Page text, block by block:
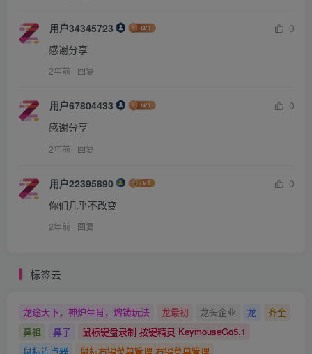
用户34345723
0
感谢分享
2年前 回复
用户67804433
0
感谢分享
2年前 回复
用户22395890
0
你们几乎不改变
2年前 回复
标签云
龙途天下，神炉生肖，熔铸玩法 龙最初 龙头企业 龙
齐全
鼻祖
鼻子
鼠标键盘录制 按键精灵 KeymouseGo5.1
鼠标连点器
鼠标右键菜单管理 右键菜单管理